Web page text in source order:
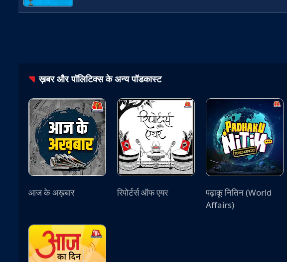
ख़बर और पॉलिटिक्सके अन्य पॉडकास्ट
आज के अख़बार रिपोर्टर्स ऑफ एयर
पढ़ाकू नितिन (World
Affairs)